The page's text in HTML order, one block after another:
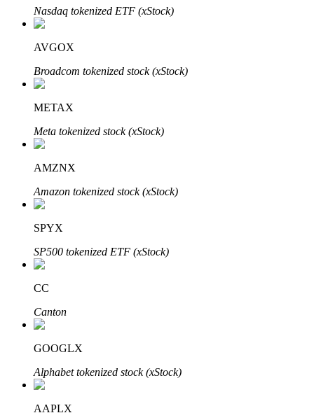
Raih keuntungan jangka panjang dan kepentingan fleksibel
Pelajari Staking
Pelajari tentang mendapatkan penghasilan pasif
Nasdaq tokenized ETF (xStock)
AVGOX
Broadcom tokenized stock (xStock)
METAX
Meta tokenized stock (xStock)
AMZNX
Amazon tokenized stock (xStock)
SPYX
SP500 tokenized ETF (xStock)
CC
Canton
GOOGLX
Alphabet tokenized stock (xStock)
AAPLX